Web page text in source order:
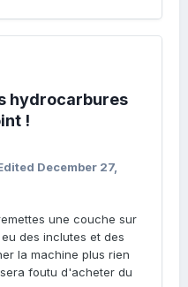
hydrocarbures
!
December 27,
une couche sur
des inclutes et des
la machine plus rien
foutu d'acheter du